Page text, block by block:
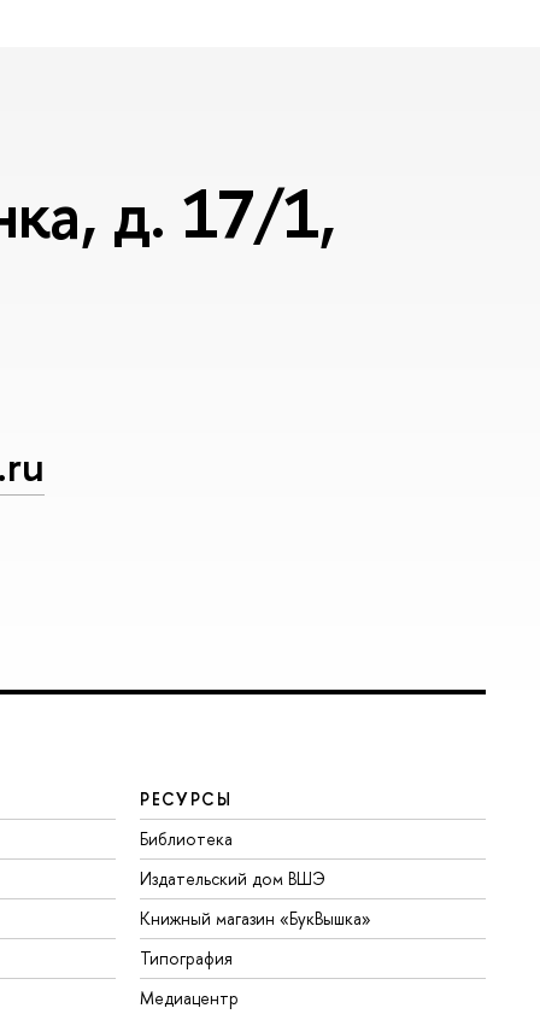
д. 17/1,
РЕСУРСЫ
Библиотека
Издательский дом ВШЭ
Книжный магазин «БукВышка»
Типография
Медиацентр